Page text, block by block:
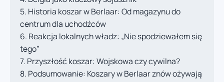
Historia koszar w Berlaar: Od magazynu do
centrum dla uchodźców
Reakcja lokalnych władz: „Nie spodziewałem się
tego”
Przyszłość koszar: Wojskowa czy cywilna?
Podsumowanie: Koszary w Berlaar znów ożywają